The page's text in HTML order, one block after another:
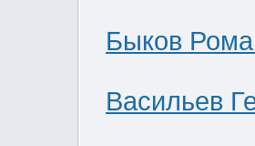
Быков
Васильев